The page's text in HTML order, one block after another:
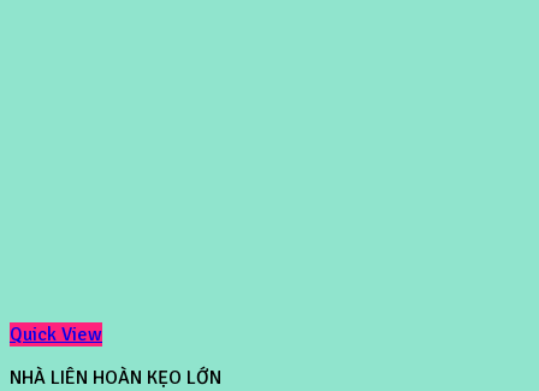
Quick View
NHÀ LIÊN HOÀN KẸO LỚN